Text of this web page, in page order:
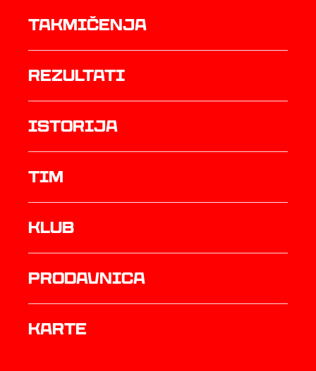
Takmičenja
rezultati
istorija
TIM
Klub
prodavnica
Karte